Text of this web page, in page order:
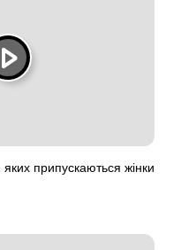
припускаються жінки